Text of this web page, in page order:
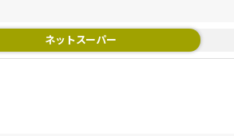
ネットスーパー